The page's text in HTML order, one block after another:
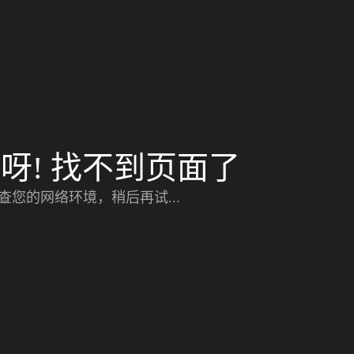
! 找不到页面了
您的网络环境，稍后再试...